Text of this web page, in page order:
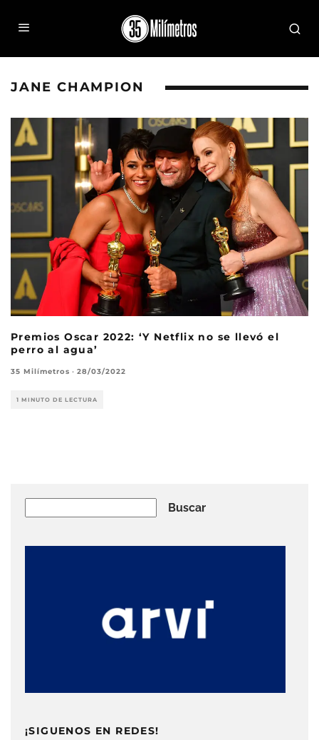
JANE CHAMPION
Premios Oscar 2022: ‘Y Netflix no se llevó el
perro al agua’
35 Milímetros · 28/03/2022
1 MINUTO DE LECTURA
Buscar
¡SIGUENOS EN REDES!